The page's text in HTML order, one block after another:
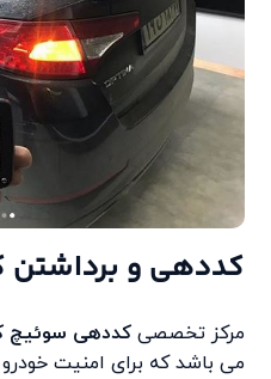
کددهی و برداشتن
مرکز تخصصیکددهی سوئیچ
می باشد که برای امنیت